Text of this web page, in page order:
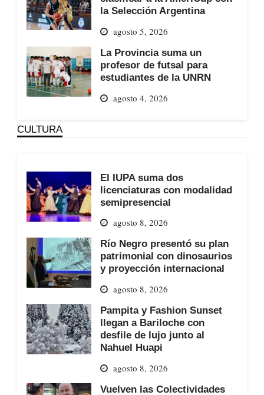
la Selección Argentina
agosto 5, 2026
La Provincia suma un
profesor de futsal para
estudiantes de la UNRN
agosto 4, 2026
CULTURA
El IUPA suma dos
licenciaturas con modalidad
semipresencial
agosto 8, 2026
Río Negro presentó su plan
patrimonial con dinosaurios
y proyección internacional
agosto 8, 2026
Pampita y Fashion Sunset
llegan a Bariloche con
desfile de lujo junto al
Nahuel Huapi
agosto 8, 2026
Vuelven las Colectividades